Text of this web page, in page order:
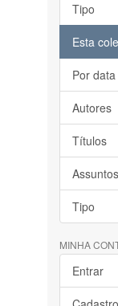
Tipo
Esta
Por
Autores
Títulos
Assuntos
Tipo
MINHA
Entrar